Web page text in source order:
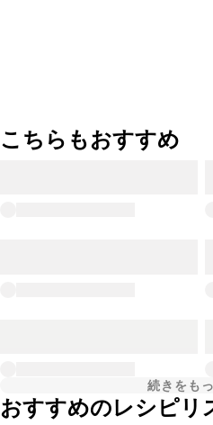
こちらもおすすめ
続きをも
おすすめのレシピリ